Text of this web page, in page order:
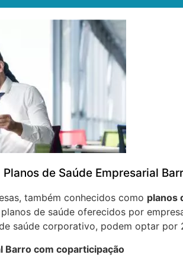
Planos de Saúde Empresarial
também conhecidos como planos
de saúde oferecidos por
saúde corporativo, podem optar por
Barro com coparticipação